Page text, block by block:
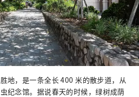
地，是一条全长 400 米的散步道，从
纪念馆。据说春天的时候，绿树成荫